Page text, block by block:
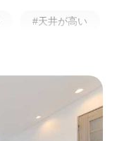
#天井が高い